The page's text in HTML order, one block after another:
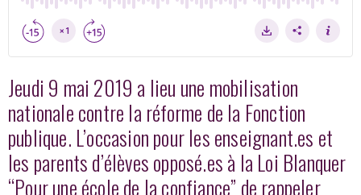
Jeudi 9 mai 2019 a lieu une mobilisation
nationale contre la réforme de la Fonction
publique. L’occasion pour les enseignant.es et
les parents d’élèves opposé.es à la Loi Blanquer
“Pour une école de la confiance” de rappeler